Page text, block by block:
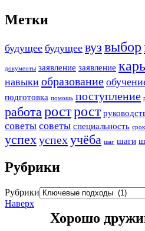
Метки
будущее будущее вуз выбор
документы заявление заявление
навыки образование
подготовка помощь поступление
работарострост
советы советы специальность срок
успехуспехучёба шаг шаги
Рубрики
Рубрики
Хорошо
Наверх